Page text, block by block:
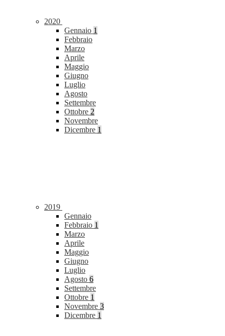
2020
Gennaio 1
Febbraio
Marzo
Aprile
Maggio
Giugno
Luglio
Agosto
Settembre
Ottobre 2
Novembre
Dicembre 1
2019
Gennaio
Febbraio 1
Marzo
Aprile
Maggio
Giugno
Luglio
Agosto 6
Settembre
Ottobre 1
Novembre 3
Dicembre 1